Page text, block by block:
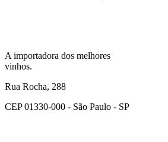
A importadora dos melhores
vinhos.
Rua Rocha, 288
CEP 01330-000 - São Paulo - SP